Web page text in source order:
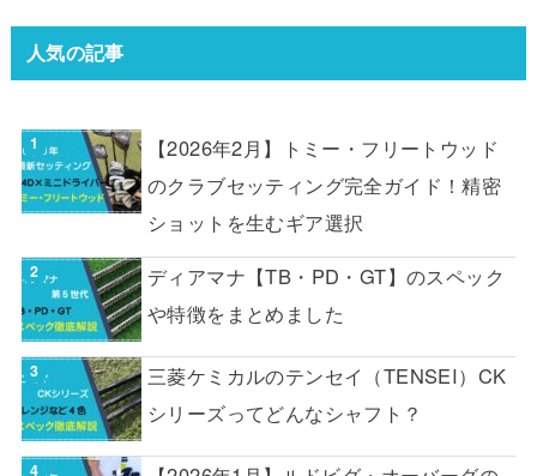
人気の記事
【2026年2月】トミー・フリートウッド
のクラブセッティング完全ガイド！精密
ショットを生むギア選択
ディアマナ【TB・PD・GT】のスペック
や特徴をまとめました
三菱ケミカルのテンセイ（TENSEI）CK
シリーズってどんなシャフト？